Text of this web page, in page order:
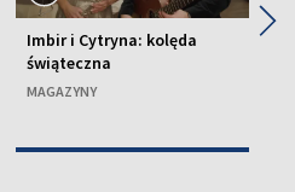
Imbir i Cytryna: kolęda
świąteczna
MAGAZYNY
▶